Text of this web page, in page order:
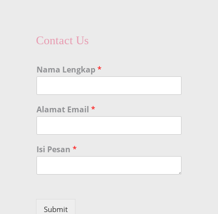
Contact Us
Nama Lengkap*
Alamat Email *
Isi Pesan *
Submit